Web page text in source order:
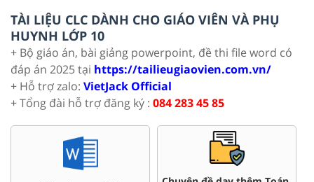
TÀI LIỆU CLC DÀNH CHO GIÁO VIÊN VÀ PHỤ
HUYNH LỚP 10
+ Bộ giáo án, bài giảng powerpoint, đề thi file word có
đáp án 2025 tại https://tailieugiaovien.com.vn/
+ Hỗ trợ zalo: VietJack Official
+ Tổng đài hỗ trợ đăng ký : 084 283 45 85